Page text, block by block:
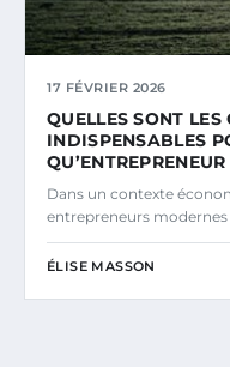
17 FÉVRIER 2026
QUELLES SONT LES
INDISPENSABLES
Dans un contexte
entrepreneurs modernes
ÉLISE MASSON